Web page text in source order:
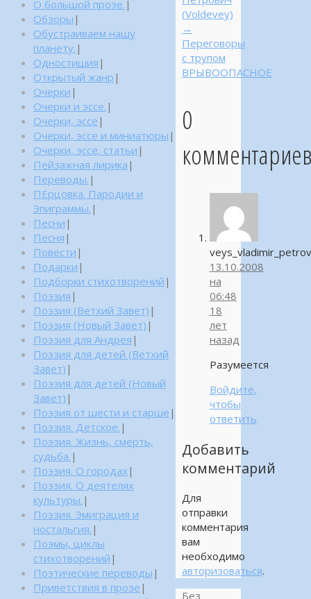
(Voldevey)
→
Переговоры
с трупом
ВРЫВООПАСНОЕ
0
13.10.2008
на
06:48
18
лет
назад
Разумеется
Войдите,
чтобы
ответить
Добавить
комментарий
Для
отправки
комментария
вам
необходимо
авторизоваться.
Без
О большой прозе. |
Обзоры |
Обустраиваем нашу
планету. |
Одностишия |
Открытый жанр |
Очерки |
Очерки и эссе. |
Очерки, эссе |
Очерки, эссе и миниатюры |
Очерки, эссе, статьи |
Пейзажная лирика |
Переводы. |
ПЕрцовка. Пародии и
Эпиграммы. |
Песни |
Песня |
Повести |
Подарки |
Подборки стихотворений |
Поэзия |
Поэзия (Ветхий Завет) |
Поэзия (Новый Завет) |
Поэзия для Андрея |
Поэзия для детей (Ветхий
Завет) |
Поэзия для детей (Новый
Завет) |
Поэзия от шести и старше |
Поэзия. Детское. |
Поэзия. Жизнь, смерть,
судьба. |
Поэзия. О городах |
Поэзия. О деятелях
культуры. |
Поэзия. Эмиграция и
ностальгия. |
Поэмы, циклы
стихотворений |
Поэтические переводы |
Приветствия в прозе |